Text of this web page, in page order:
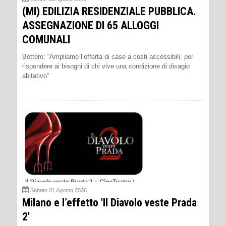
(MI) EDILIZIA RESIDENZIALE PUBBLICA.
ASSEGNAZIONE DI 65 ALLOGGI
COMUNALI
Bottero: “Ampliamo l’offerta di case a costi accessibili, per
rispondere ai bisogni di chi vive una condizione di disagio
abitativo”
Sabato 01 Agosto 2026
Milano e l’effetto 'Il Diavolo veste Prada
2'